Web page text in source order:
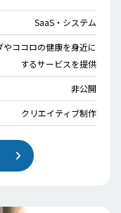
SaaS・システム
ココロの健康を身近に
するサービスを提供
非公開
クリエイティブ制作